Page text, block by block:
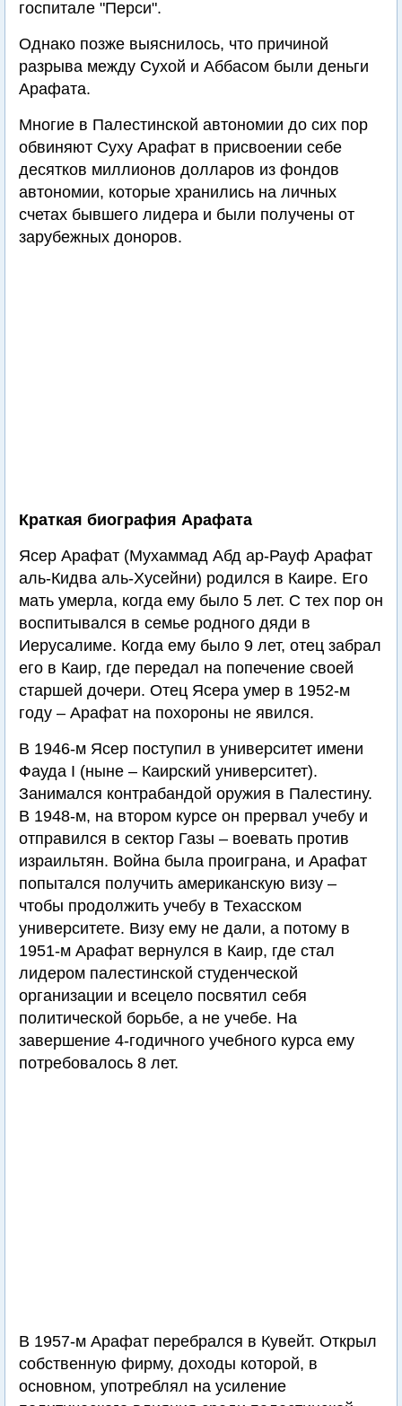
госпитале "Перси".
Однако позже выяснилось, что причиной
разрыва между Сухой и Аббасом были деньги
Арафата.
Многие в Палестинской автономии до сих пор
обвиняют Суху Арафат в присвоении себе
десятков миллионов долларов из фондов
автономии, которые хранились на личных
счетах бывшего лидера и были получены от
зарубежных доноров.
Краткая биография Арафата
Ясер Арафат (Мухаммад Абд ар-Рауф Арафат
аль-Кидва аль-Хусейни) родился в Каире. Его
мать умерла, когда ему было 5 лет. С тех пор он
воспитывался в семье родного дяди в
Иерусалиме. Когда ему было 9 лет, отец забрал
его в Каир, где передал на попечение своей
старшей дочери. Отец Ясера умер в 1952-м
году – Арафат на похороны не явился.
В 1946-м Ясер поступил в университет имени
Фауда I (ныне – Каирский университет).
Занимался контрабандой оружия в Палестину.
В 1948-м, на втором курсе он прервал учебу и
отправился в сектор Газы – воевать против
израильтян. Война была проиграна, и Арафат
попытался получить американскую визу –
чтобы продолжить учебу в Техасском
университете. Визу ему не дали, а потому в
1951-м Арафат вернулся в Каир, где стал
лидером палестинской студенческой
организации и всецело посвятил себя
политической борьбе, а не учебе. На
завершение 4-годичного учебного курса ему
потребовалось 8 лет.
В 1957-м Арафат перебрался в Кувейт. Открыл
собственную фирму, доходы которой, в
основном, употреблял на усиление